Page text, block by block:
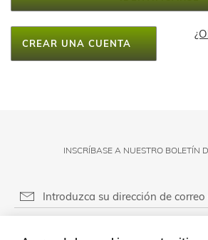
CREAR UNA CUENTA
INSCRÍBASE A NUESTRO BOLETÍN